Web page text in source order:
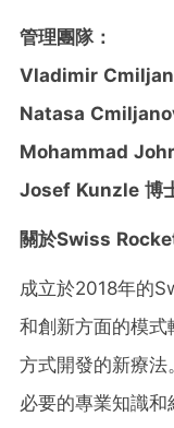
管理團隊：
Vladimir
Natasa
Mohammad
Josef Kunzle 博
關於Swiss
成立於2018年的
和創新方面的模
方式開發的新療
必要的專業知識